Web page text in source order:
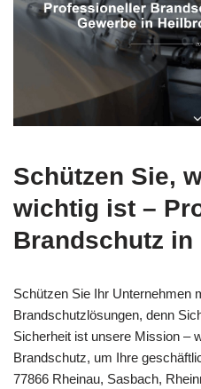
Schützen Sie,
wichtig ist –
Brandschutz in
Schützen Sie Ihr Unternehmen
Brandschutzlösungen, denn
Sicherheit ist unsere Mission –
Brandschutz, um Ihre
77866 Rheinau, Sasbach,